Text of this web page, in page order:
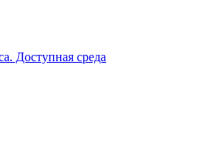
Доступная среда